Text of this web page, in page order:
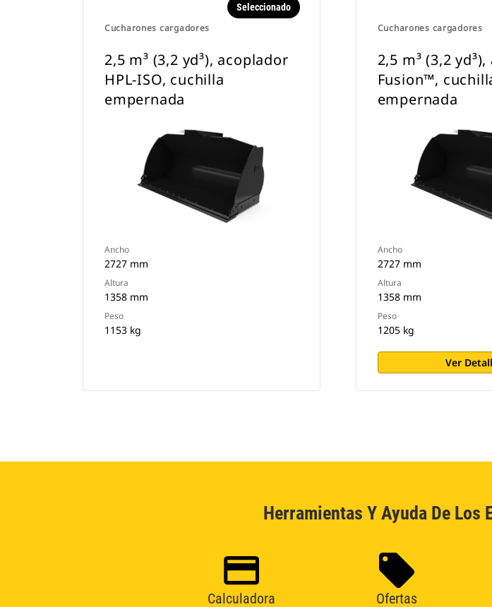
Cucharones cargadores
Seleccionado
2,5 m³ (3,2 yd³), acoplador
HPL-ISO, cuchilla
empernada
Ancho
2727 mm
Altura
1358 mm
Peso
1153 kg
Cucharones cargadores
2,5 m³ (3,2
Fusion™,
empernada
Ancho
2727 mm
Altura
1358 mm
Peso
1205 kg
Ver
Herramientas Y Ayuda De Los
Calculadora
Ofertas